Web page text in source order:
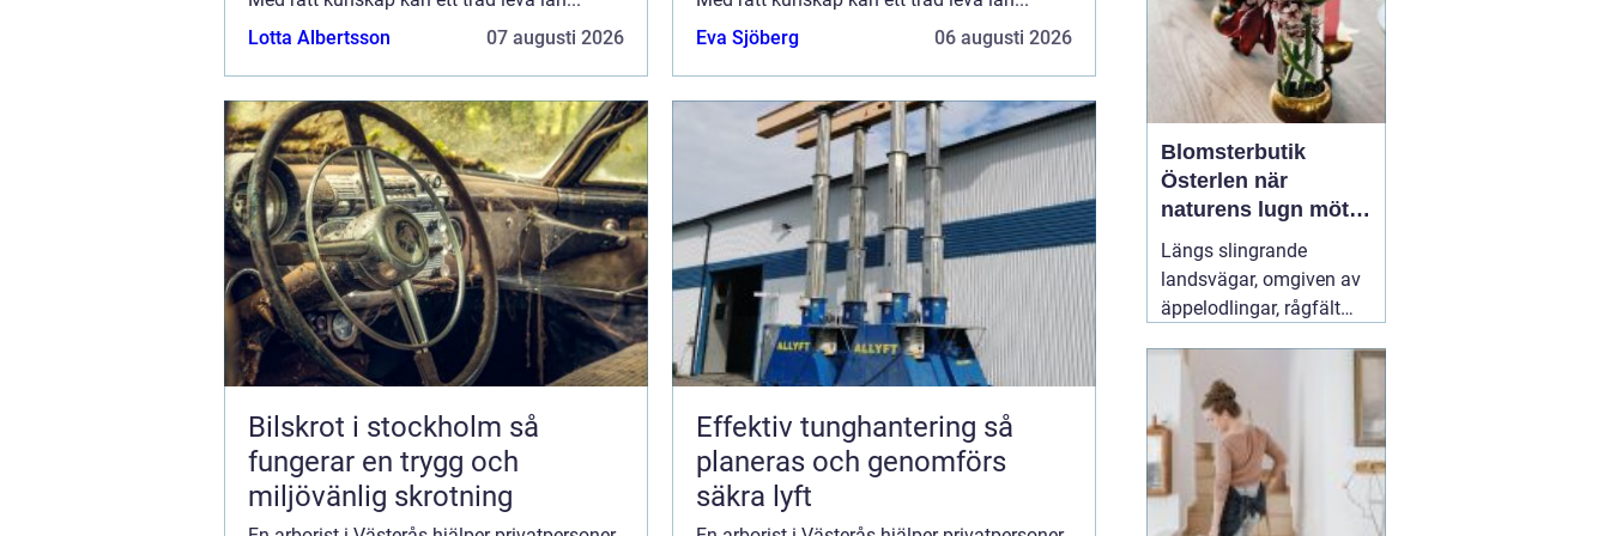
Lotta Albertsson
07 augusti 2026
Eva Sjöberg
06 augusti 2026
Bilskrot i stockholm så
fungerar en trygg och
miljövänlig skrotning
Effektiv tunghantering så
planeras och genomförs
säkra lyft
moppning och d...
Blomsterbutik
Österlen när
naturens lugn möter
kreativt hantverk
Längs slingrande
landsvägar, omgiven av
äppelodlingar, rågfält
blomsterhantverket på
Österlen fått en alldeles
egen karaktär. Här går
säsong, hållbarhet och
personligt uttryck före
snabba lösningar.
31 juli